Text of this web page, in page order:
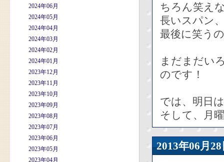
2024年06月
2024年05月
2024年04月
2024年03月
2024年02月
2024年01月
2023年12月
2023年11月
2023年10月
2023年09月
2023年08月
2023年07月
2023年06月
2023年05月
2023年04月
ちろん笑え
長いスパン
最後に笑う
まだまだい
のです！
では、明日
そして、月
2013年06